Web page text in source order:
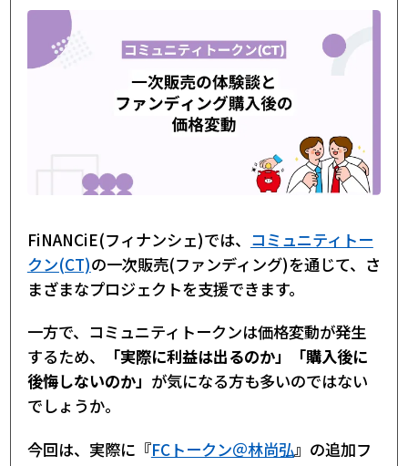
FiNANCiE(フィナンシェ)では、 コミュニティトー
クン(CT)の一次販売(ファンディング)を通じて、さ
まざまなプロジェクトを支援できます。
一方で、コミュニティトークンは価格変動が発生
するため、
「実際に利益は出るのか」「購入後に
後悔しないのか」 が気になる方も多いのではない
でしょうか。
今回は、実際に『FCトークン＠林尚弘』の追加フ